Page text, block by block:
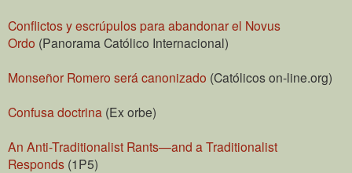
Conflictos y escrúpulos para abandonar el Novus
Ordo (Panorama Católico Internacional)
Monseñor Romero será canonizado (Católicos on-line.org)
Confusa doctrina (Ex orbe)
An Anti-Traditionalist Rants—and a Traditionalist
Responds (1P5)